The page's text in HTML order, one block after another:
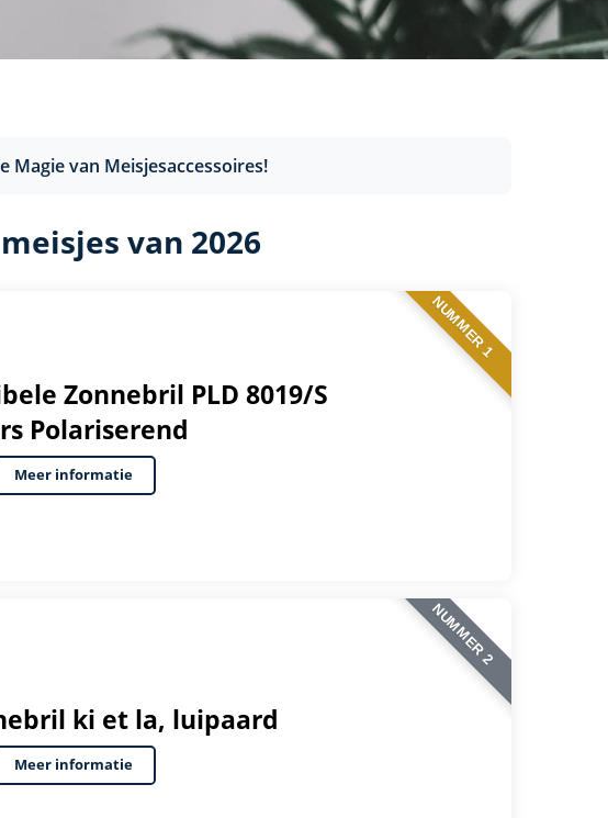
Magie van Meisjesaccessoires!
van 2026
NUMMER 1
Zonnebril PLD 8019/S
Polariserend
Meer informatie
NUMMER 2
ki et la, luipaard
Meer informatie